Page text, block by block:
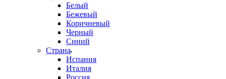
Белый
Бежевый
Коричневый
Черный
Синий
Страна
Испания
Италия